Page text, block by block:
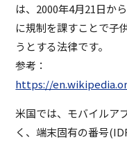
は、2000年4月21日か
に規制を課すことで子
うとする法律です。
参考：
https://
米国では、モバイルア
く、端末固有の番号